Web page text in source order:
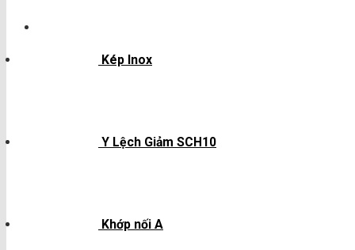
Kép Inox
Y Lệch Giảm SCH10
Khớp nối A